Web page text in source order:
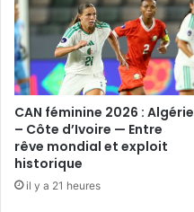
CAN féminine 2026 : Algérie
– Côte d’Ivoire — Entre
rêve mondial et exploit
historique
il y a 21 heures